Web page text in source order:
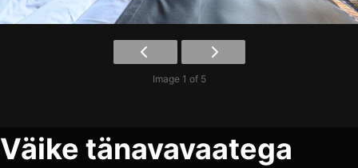
Image 1 of 5
Väike tänavavaatega